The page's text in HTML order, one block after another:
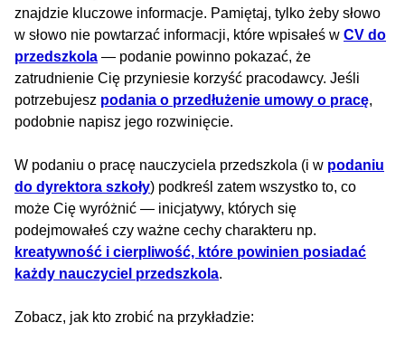
znajdzie kluczowe informacje. Pamiętaj, tylko żeby słowo
w słowo nie powtarzać informacji, które wpisałeś w CV do
przedszkola — podanie powinno pokazać, że
zatrudnienie Cię przyniesie korzyść pracodawcy. Jeśli
potrzebujesz podania o przedłużenie umowy o pracę,
podobnie napisz jego rozwinięcie.
W podaniu o pracę nauczyciela przedszkola (i w podaniu
do dyrektora szkoły) podkreśl zatem wszystko to, co
może Cię wyróżnić — inicjatywy, których się
podejmowałeś czy ważne cechy charakteru np.
kreatywność i cierpliwość, które powinien posiadać
każdy nauczyciel przedszkola.
Zobacz, jak kto zrobić na przykładzie: